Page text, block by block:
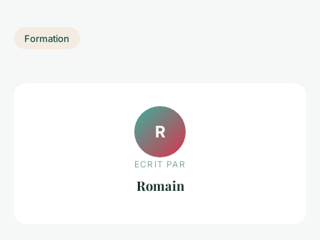
Formation
R
ECRIT PAR
Romain